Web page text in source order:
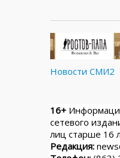
Новости СМИ2
16+
сетевого
лиц старше 16
Редакция: